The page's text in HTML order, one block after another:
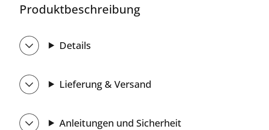
Produktbeschreibung
Details
Lieferung & Versand
Anleitungen und Sicherheit